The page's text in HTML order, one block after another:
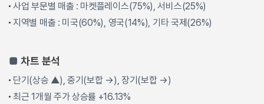
사업 부문별 매출 : 마켓플레이스(75%), 서비스(25%)
지역별 매출 : 미국(60%), 영국(14%), 기타 국제(26%)
■차트 분석
단기(상승 ▲), 중기(보합 →), 장기(보합 →)
최근 1개월 주가 상승률 +16.13%